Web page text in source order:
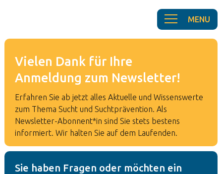
Vielen Dank für Ihre
Anmeldung zum Newsletter!
Erfahren Sie ab jetzt alles Aktuelle und Wissenswerte
zum Thema Sucht und Suchtprävention. Als
Newsletter-Abonnent*in sind Sie stets bestens
informiert. Wir halten Sie auf dem Laufenden.
Sie haben Fragen oder möchten ein